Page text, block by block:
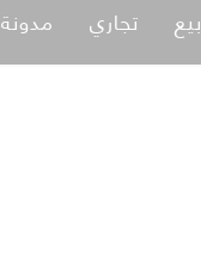
بيع تجاري مدونة